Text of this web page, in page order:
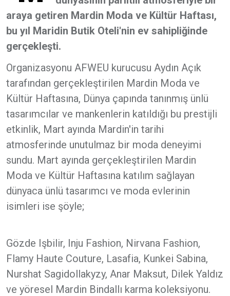
araya getiren Mardin Moda ve Kültür Haftası,
bu yıl Maridin Butik Oteli'nin ev sahipliğinde
gerçekleşti.
Organizasyonu AFWEU kurucusu Aydın Açık
tarafından gerçekleştirilen Mardin Moda ve
Kültür Haftasına, Dünya çapında tanınmış ünlü
tasarımcılar ve mankenlerin katıldığı bu prestijli
etkinlik, Mart ayında Mardin'in tarihi
atmosferinde unutulmaz bir moda deneyimi
sundu. Mart ayında gerçekleştirilen Mardin
Moda ve Kültür Haftasına katılım sağlayan
dünyaca ünlü tasarımcı ve moda evlerinin
isimleri ise şöyle;
Gözde Işbilir, Inju Fashion, Nirvana Fashion,
Flamy Haute Couture, Lasafia, Kunkei Sabina,
Nurshat Sagidollakyzy, Anar Maksut, Dilek Yaldız
ve yöresel Mardin Bindallı karma koleksiyonu.